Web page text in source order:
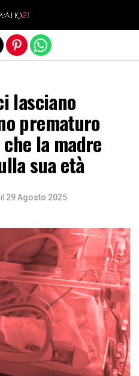
lasciano
prematuro
la madre
sua età
il 29 Agosto 2025
version